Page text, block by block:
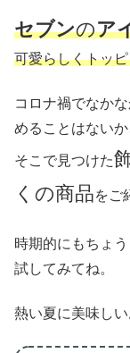
セブンのア
可愛らしくトッ
コロナ禍でなか
めることはないか
そこで見つけた
くの商品をご
時期的にもちょ
試してみてね。
熱い夏に美味し